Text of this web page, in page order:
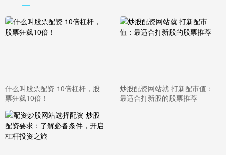
什么叫股票配资 10倍杠杆，股
票狂飙10倍！
炒股配资网站就 打新配市值：
最适合打新股的股票推荐